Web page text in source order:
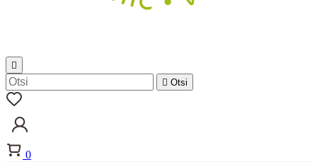

 Otsi
0